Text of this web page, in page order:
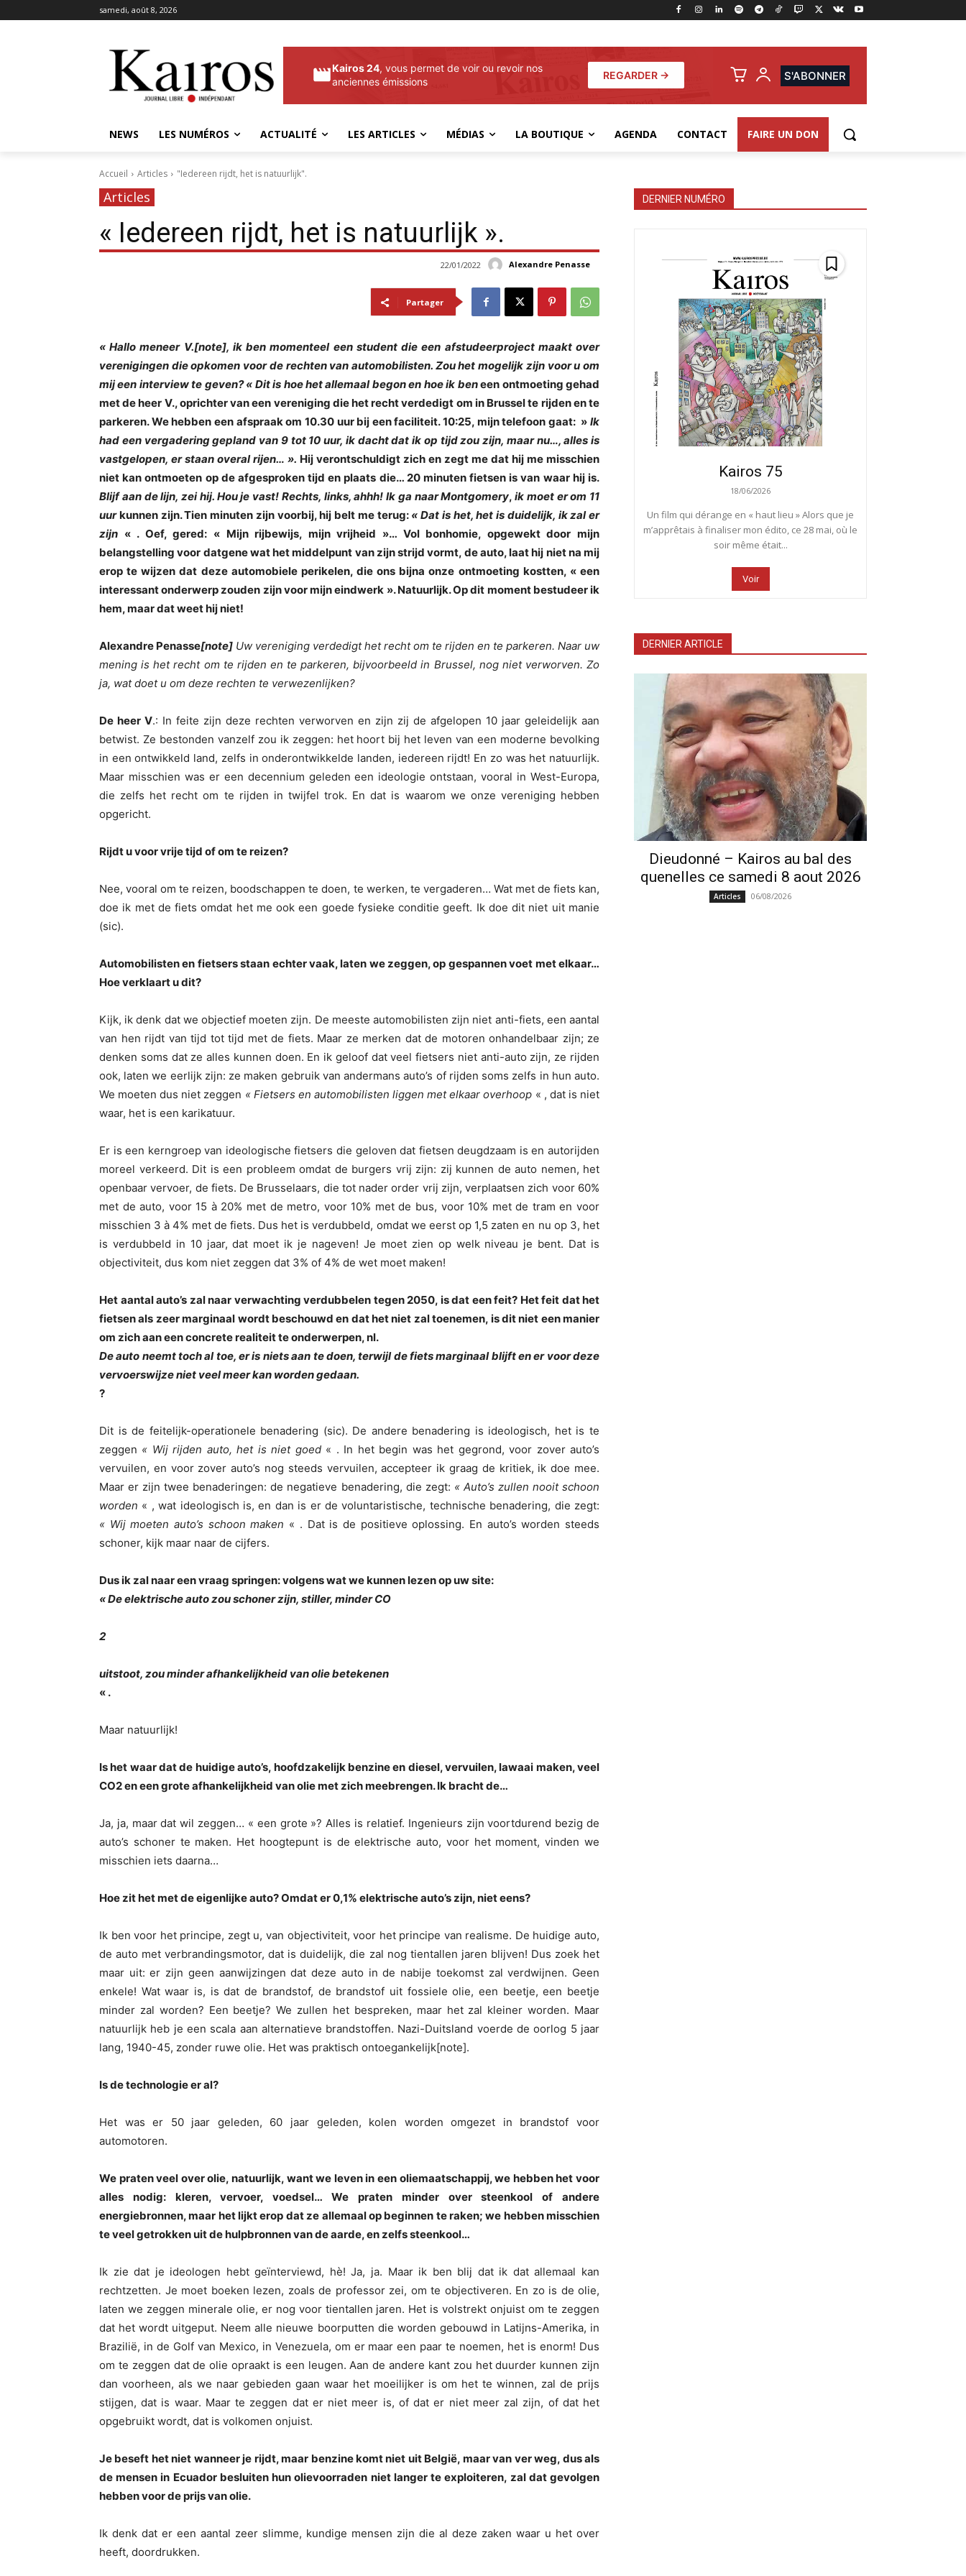
samedi, août 8, 2026
Kairos 24, vous permet de voir ou revoir nos
anciennes émissions
REGARDER → S'ABONNER
NEWS LES NUMÉROS ACTUALITÉ LES ARTICLES MÉDIAS LA BOUTIQUE AGENDA CONTACT FAIRE UN DON
Accueil Articles "Iedereen rijdt, het is natuurlijk".
Articles
« Iedereen rijdt, het is natuurlijk ».
Alexandre Penasse
22/01/2022
Partager
« Hallo meneer V.[note], ik ben momenteel een student die een afstudeerproject maakt over
verenigingen die opkomen voor de rechten van automobilisten. Zou het mogelijk zijn voor u om
mij een interview te geven? « Dit is hoe het allemaal begon en hoe ik beneen ontmoeting gehad
met de heer V., oprichter van een vereniging die het recht verdedigt om in Brussel te rijden en te
parkeren. We hebben een afspraak om 10.30 uur bij een faciliteit. 10:25, mijn telefoon gaat: » Ik
had een vergadering gepland van 9 tot 10 uur, ik dacht dat ik op tijd zou zijn, maar nu…, alles is
vastgelopen, er staan overal rijen… ». Hij verontschuldigt zich en zegt me dat hij me misschien
niet kan ontmoeten op de afgesproken tijd en plaats die… 20 minuten fietsen is van waar hij is.
Blijf aan de lijn, zei hij. Hou je vast! Rechts, links, ahhh! Ik ga naar Montgomery, ik moet er om 11
uurkunnen zijn. Tien minuten zijn voorbij, hij belt me terug: « Dat is het, het is duidelijk, ik zal er
zijn « . Oef, gered: « Mijn rijbewijs, mijn vrijheid »… Vol bonhomie, opgewekt door mijn
belangstelling voor datgene wat het middelpunt van zijn strijd vormt, de auto, laat hij niet na mij
erop te wijzen dat deze automobiele perikelen, die ons bijna onze ontmoeting kostten, « een
interessant onderwerp zouden zijn voor mijn eindwerk ». Natuurlijk. Op dit moment bestudeer ik
hem, maar dat weet hij niet!
Alexandre Penasse[note] Uw vereniging verdedigt het recht om te rijden en te parkeren. Naar uw
mening is het recht om te rijden en te parkeren, bijvoorbeeld in Brussel, nog niet verworven. Zo
ja, wat doet u om deze rechten te verwezenlijken?
De heer V.: In feite zijn deze rechten verworven en zijn zij de afgelopen 10 jaar geleidelijk aan
betwist. Ze bestonden vanzelf zou ik zeggen: het hoort bij het leven van een moderne bevolking
in een ontwikkeld land, zelfs in onderontwikkelde landen, iedereen rijdt! En zo was het natuurlijk.
Maar misschien was er een decennium geleden een ideologie ontstaan, vooral in West-Europa,
die zelfs het recht om te rijden in twijfel trok. En dat is waarom we onze vereniging hebben
opgericht.
Rijdt u voor vrije tijd of om te reizen?
Nee, vooral om te reizen, boodschappen te doen, te werken, te vergaderen… Wat met de fiets kan,
doe ik met de fiets omdat het me ook een goede fysieke conditie geeft. Ik doe dit niet uit manie
(sic).
Automobilisten en fietsers staan echter vaak, laten we zeggen, op gespannen voet met elkaar…
Hoe verklaart u dit?
Kijk, ik denk dat we objectief moeten zijn. De meeste automobilisten zijn niet anti-fiets, een aantal
van hen rijdt van tijd tot tijd met de fiets. Maar ze merken dat de motoren onhandelbaar zijn; ze
denken soms dat ze alles kunnen doen. En ik geloof dat veel fietsers niet anti-auto zijn, ze rijden
ook, laten we eerlijk zijn: ze maken gebruik van andermans auto’s of rijden soms zelfs in hun auto.
We moeten dus niet zeggen « Fietsers en automobilisten liggen met elkaar overhoop « , dat is niet
waar, het is een karikatuur.
Er is een kerngroep van ideologische fietsers die geloven dat fietsen deugdzaam is en autorijden
moreel verkeerd. Dit is een probleem omdat de burgers vrij zijn: zij kunnen de auto nemen, het
openbaar vervoer, de fiets. De Brusselaars, die tot nader order vrij zijn, verplaatsen zich voor 60%
met de auto, voor 15 à 20% met de metro, voor 10% met de bus, voor 10% met de tram en voor
misschien 3 à 4% met de fiets. Dus het is verdubbeld, omdat we eerst op 1,5 zaten en nu op 3, het
is verdubbeld in 10 jaar, dat moet ik je nageven! Je moet zien op welk niveau je bent. Dat is
objectiviteit, dus kom niet zeggen dat 3% of 4% de wet moet maken!
Het aantal auto’s zal naar verwachting verdubbelen tegen 2050, is dat een feit? Het feit dat het
fietsen als zeer marginaal wordt beschouwd en dat het niet zal toenemen, is dit niet een manier
om zich aan een concrete realiteit te onderwerpen, nl.
De auto neemt toch al toe, er is niets aan te doen, terwijl de fiets marginaal blijft en er voor deze
vervoerswijze niet veel meer kan worden gedaan.
?
Dit is de feitelijk-operationele benadering (sic). De andere benadering is ideologisch, het is te
zeggen « Wij rijden auto, het is niet goed« . In het begin was het gegrond, voor zover auto’s
vervuilen, en voor zover auto’s nog steeds vervuilen, accepteer ik graag de kritiek, ik doe mee.
Maar er zijn twee benaderingen: de negatieve benadering, die zegt: « Auto’s zullen nooit schoon
worden « , wat ideologisch is, en dan is er de voluntaristische, technische benadering, die zegt:
« Wij moeten auto’s schoon maken « . Dat is de positieve oplossing. En auto’s worden steeds
schoner, kijk maar naar de cijfers.
Dus ik zal naar een vraag springen: volgens wat we kunnen lezen op uw site:
« De elektrische auto zou schoner zijn, stiller, minder CO
2
uitstoot, zou minder afhankelijkheid van olie betekenen
« .
Maar natuurlijk!
Is het waar dat de huidige auto’s, hoofdzakelijk benzine en diesel, vervuilen, lawaai maken, veel
CO2en een grote afhankelijkheid van olie met zich meebrengen. Ik bracht de…
Ja, ja, maar dat wil zeggen… « een grote »? Alles is relatief. Ingenieurs zijn voortdurend bezig de
auto’s schoner te maken. Het hoogtepunt is de elektrische auto, voor het moment, vinden we
misschien iets daarna…
Hoe zit het met de eigenlijke auto? Omdat er 0,1% elektrische auto’s zijn, niet eens?
Ik ben voor het principe, zegt u, van objectiviteit, voor het principe van realisme. De huidige auto,
de auto met verbrandingsmotor, dat is duidelijk, die zal nog tientallen jaren blijven! Dus zoek het
maar uit: er zijn geen aanwijzingen dat deze auto in de nabije toekomst zal verdwijnen. Geen
enkele! Wat waar is, is dat de brandstof, de brandstof uit fossiele olie, een beetje, een beetje
minder zal worden? Een beetje? We zullen het bespreken, maar het zal kleiner worden. Maar
natuurlijk heb je een scala aan alternatieve brandstoffen. Nazi-Duitsland voerde de oorlog 5 jaar
lang, 1940-45, zonder ruwe olie. Het was praktisch ontoegankelijk[note].
Is de technologie er al?
Het was er 50 jaar geleden, 60 jaar geleden, kolen worden omgezet in brandstof voor
automotoren.
We praten veel over olie, natuurlijk, want we leven in een oliemaatschappij, we hebben het voor
alles nodig: kleren, vervoer, voedsel… We praten minder over steenkool of andere
energiebronnen, maar het lijkt erop dat ze allemaal op beginnen te raken; we hebben misschien
te veel getrokken uit de hulpbronnen van de aarde, en zelfs steenkool…
Ik zie dat je ideologen hebt geïnterviewd, hè! Ja, ja. Maar ik ben blij dat ik dat allemaal kan
rechtzetten. Je moet boeken lezen, zoals de professor zei, om te objectiveren. En zo is de olie,
laten we zeggen minerale olie, er nog voor tientallen jaren. Het is volstrekt onjuist om te zeggen
dat het wordt uitgeput. Neem alle nieuwe boorputten die worden gebouwd in Latijns-Amerika, in
Brazilië, in de Golf van Mexico, in Venezuela, om er maar een paar te noemen, het is enorm! Dus
om te zeggen dat de olie opraakt is een leugen. Aan de andere kant zou het duurder kunnen zijn
dan voorheen, als we naar gebieden gaan waar het moeilijker is om het te winnen, zal de prijs
stijgen, dat is waar. Maar te zeggen dat er niet meer is, of dat er niet meer zal zijn, of dat het
opgebruikt wordt, dat is volkomen onjuist.
Je beseft het niet wanneer je rijdt, maar benzine komt niet uit België, maar van ver weg, dus als
de mensen in Ecuador besluiten hun olievoorraden niet langer te exploiteren, zal dat gevolgen
hebben voor de prijs van olie.
Ik denk dat er een aantal zeer slimme, kundige mensen zijn die al deze zaken waar u het over
heeft, doordrukken.
DERNIER NUMÉRO
Kairos 75
18/06/2026
Un film qui dérange en « haut lieu » Alors que je
m’apprêtais à finaliser mon édito, ce 28 mai, où le
soir même était...
Voir
DERNIER ARTICLE
Dieudonné – Kairos au bal des
quenelles ce samedi 8 aout 2026
Articles 06/08/2026